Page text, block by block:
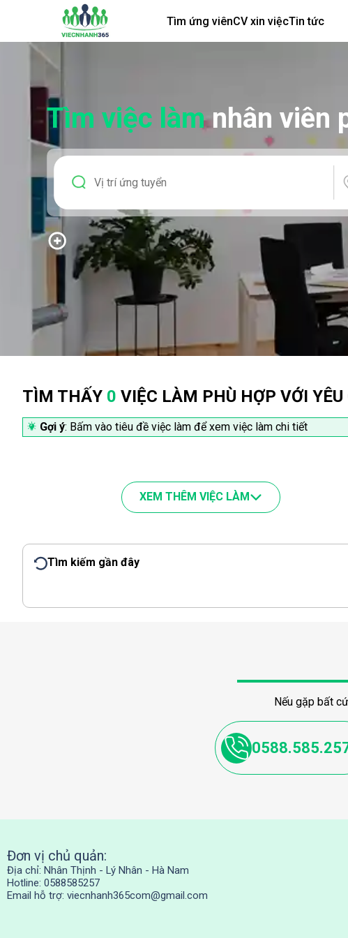
Tìm ứng viênCV xin việcTin tức
Tìm việc làmnhân viên
TÌM THẤY 0 VIỆC LÀM PHÙ HỢP VỚI YÊU
Gợi ý: Bấm vào tiêu đề việc làm để xem việc làm chi tiết
XEM THÊM VIỆC LÀM
Tìm kiếm gần đây
Nếu gặp bất
Đơn vị chủ quản:
Địa chỉ: Nhân Thịnh - Lý Nhân - Hà Nam
Hotline: 0588585257
Email hỗ trợ: viecnhanh365com@gmail.com